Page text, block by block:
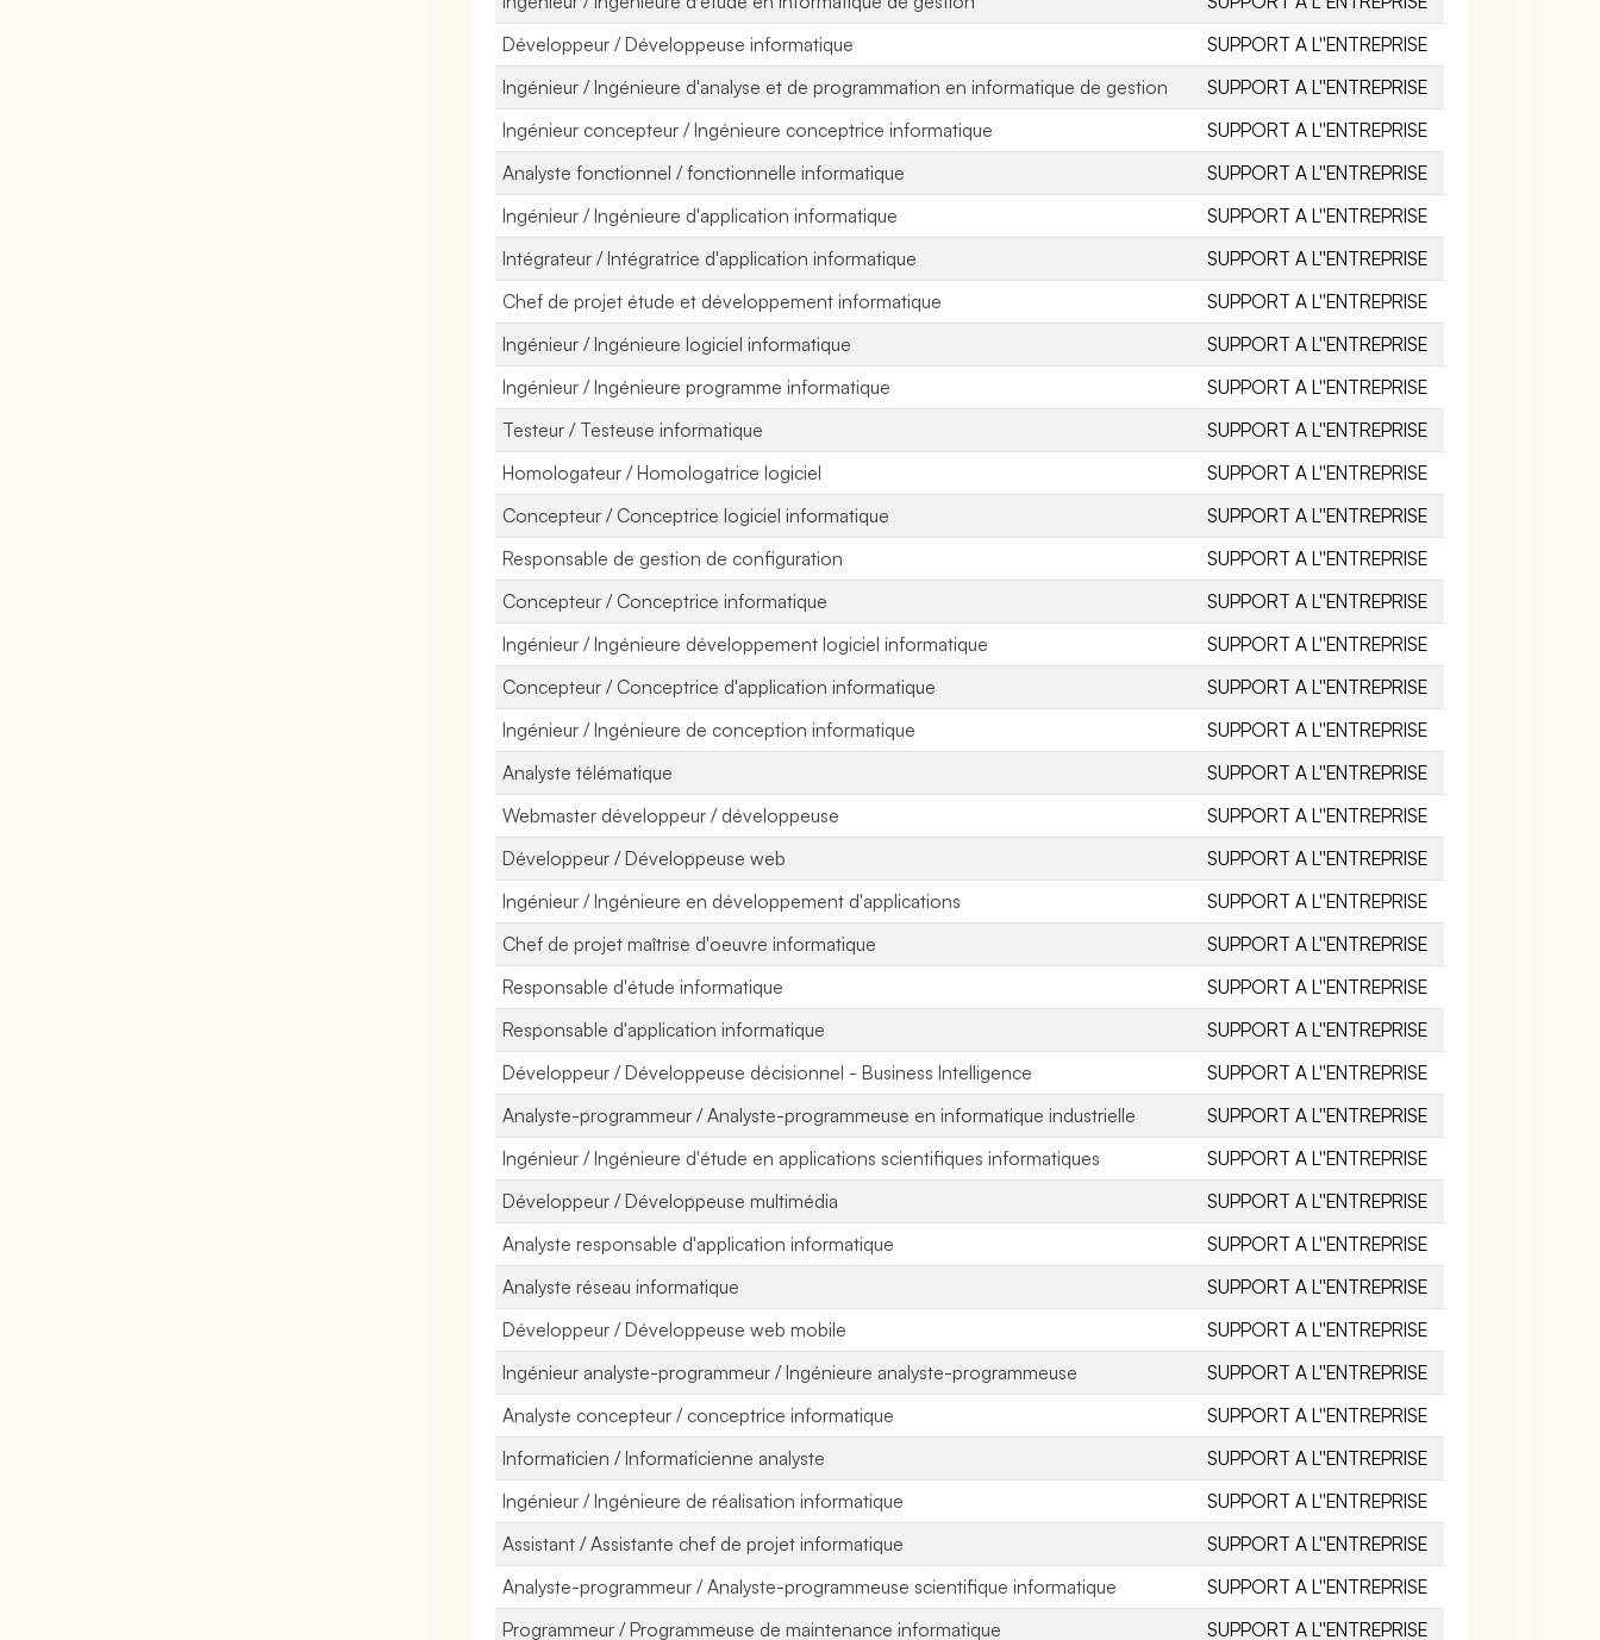
Développeur / Développeuse informatique
SUPPORT A L''ENTREPRISE
Ingénieur / Ingénieure d'analyse et de programmation en informatique de gestion
SUPPORT A L''ENTREPRISE
Ingénieur concepteur / Ingénieure conceptrice informatique
SUPPORT A L''ENTREPRISE
Analyste fonctionnel / fonctionnelle informatique
SUPPORT A L''ENTREPRISE
Ingénieur / Ingénieure d'application informatique
SUPPORT A L''ENTREPRISE
Intégrateur / Intégratrice d'application informatique
SUPPORT A L''ENTREPRISE
Chef de projet étude et développement informatique
SUPPORT A L''ENTREPRISE
Ingénieur / Ingénieure logiciel informatique
SUPPORT A L''ENTREPRISE
Ingénieur / Ingénieure programme informatique
SUPPORT A L''ENTREPRISE
Testeur / Testeuse informatique
SUPPORT A L''ENTREPRISE
Homologateur / Homologatrice logiciel
SUPPORT A L''ENTREPRISE
Concepteur / Conceptrice logiciel informatique
SUPPORT A L''ENTREPRISE
Responsable de gestion de configuration
SUPPORT A L''ENTREPRISE
Concepteur / Conceptrice informatique
SUPPORT A L''ENTREPRISE
Ingénieur / Ingénieure développement logiciel informatique
SUPPORT A L''ENTREPRISE
Concepteur / Conceptrice d'application informatique
SUPPORT A L''ENTREPRISE
Ingénieur / Ingénieure de conception informatique
SUPPORT A L''ENTREPRISE
Analyste télématique
SUPPORT A L''ENTREPRISE
Webmaster développeur / développeuse
SUPPORT A L''ENTREPRISE
Développeur / Développeuse web
SUPPORT A L''ENTREPRISE
Ingénieur / Ingénieure en développement d'applications
SUPPORT A L''ENTREPRISE
Chef de projet maîtrise d'oeuvre informatique
SUPPORT A L''ENTREPRISE
Responsable d'étude informatique
SUPPORT A L''ENTREPRISE
Responsable d'application informatique
SUPPORT A L''ENTREPRISE
Développeur / Développeuse décisionnel - Business Intelligence
SUPPORT A L''ENTREPRISE
Analyste-programmeur / Analyste-programmeuse en informatique industrielle
SUPPORT A L''ENTREPRISE
Ingénieur / Ingénieure d'étude en applications scientifiques informatiques
SUPPORT A L''ENTREPRISE
Développeur / Développeuse multimédia
SUPPORT A L''ENTREPRISE
Analyste responsable d'application informatique
SUPPORT A L''ENTREPRISE
Analyste réseau informatique
SUPPORT A L''ENTREPRISE
Développeur / Développeuse web mobile
SUPPORT A L''ENTREPRISE
Ingénieur analyste-programmeur / Ingénieure analyste-programmeuse
SUPPORT A L''ENTREPRISE
Analyste concepteur / conceptrice informatique
SUPPORT A L''ENTREPRISE
Informaticien / Informaticienne analyste
SUPPORT A L''ENTREPRISE
Ingénieur / Ingénieure de réalisation informatique
SUPPORT A L''ENTREPRISE
Assistant / Assistante chef de projet informatique
SUPPORT A L''ENTREPRISE
Analyste-programmeur / Analyste-programmeuse scientifique informatique
SUPPORT A L''ENTREPRISE
Programmeur / Programmeuse de maintenance informatique
SUPPORT A L''ENTREPRISE